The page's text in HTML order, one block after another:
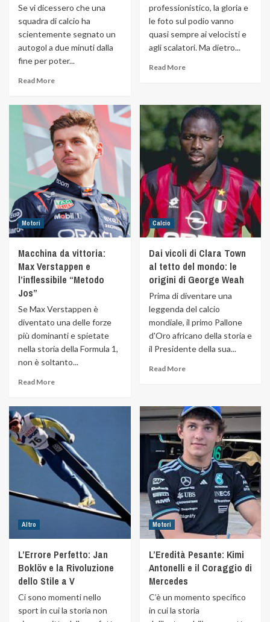
Se vi dicessero che una
squadra di calcio ha
scientemente segnato un
autogol a due minuti dalla
fine per poter...
Read More
professionistico, la gloria e
le foto sul podio vanno
quasi sempre ai velocisti e
agli scalatori. Ma dietro...
Read More
Motori
Macchina da vittoria:
Max Verstappen e
l’inflessibile “Metodo
Jos”
Se Max Verstappen è
diventato una delle forze
più dominanti e spietate
nella storia della Formula 1,
non è soltanto...
Read More
Calcio
Dai vicoli di Clara Town
al tetto del mondo: le
origini di George Weah
Prima di diventare una
leggenda del calcio
mondiale, il primo Pallone
d'Oro africano della storia e
il Presidente della sua...
Read More
Altro
L’Errore Perfetto: Jan
Boklöv e la Rivoluzione
dello Stile a V
Ci sono momenti nello
sport in cui la storia non
Motori
L’Eredità Pesante: Kimi
Antonelli e il Coraggio di
Mercedes
C’è un momento specifico
in cui la storia